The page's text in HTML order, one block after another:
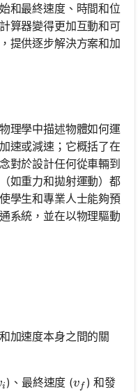
和最終速度、時間和位
算器變得更加互動和可
提供逐步解決方案和加
理學中描述物體如何運
速或減速；它概括了在
對於設計任何從車輛到
如重力和拋射運動）都
學生和專業人士能夠預
系統，並在以物理驅動
加速度本身之間的關
i )、最終速度 (v_f
vf ) 和發